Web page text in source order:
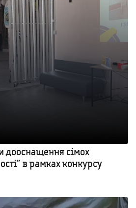
дооснащення сімох
в рамках конкурсу